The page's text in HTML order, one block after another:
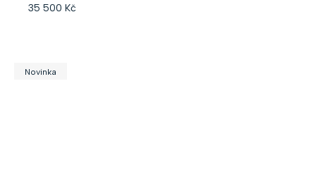
35 500 Kč
Novinka